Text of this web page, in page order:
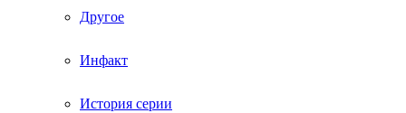
Другое
Инфакт
История серии